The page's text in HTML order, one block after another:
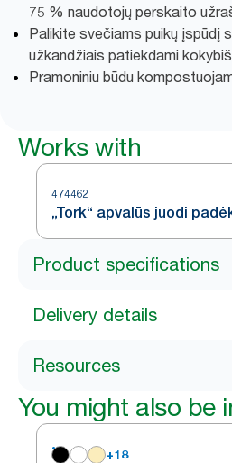
75 % naudotojų perskaito
Palikite svečiams puikų įspūdį
užkandžiais patiekdami
Pramoniniu būdu
Works with
474462
„Tork“ apvalūs juodi
Product specifications
Delivery details
Resources
You might also be
+18